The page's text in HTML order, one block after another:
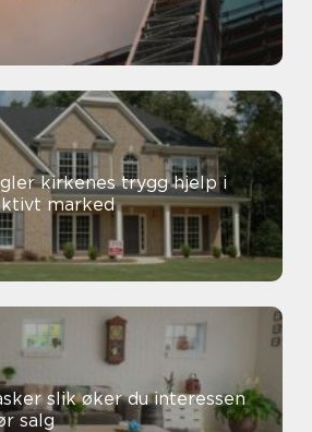
trygg hjelp i
marked
interessen
salg